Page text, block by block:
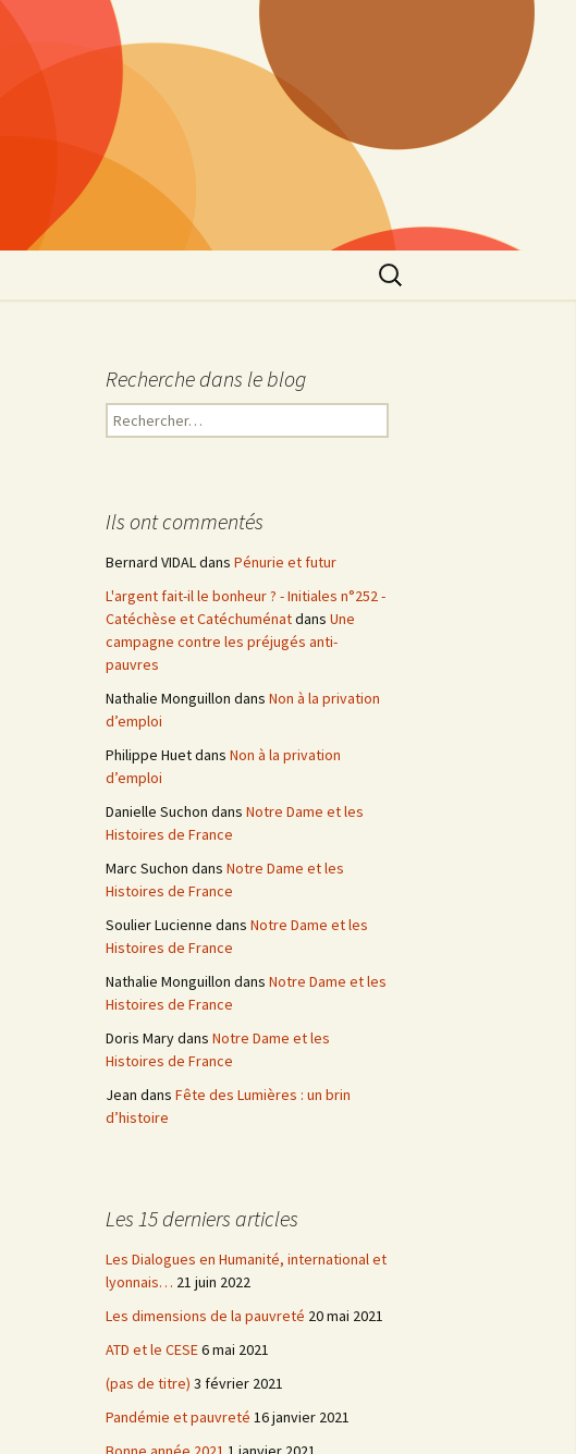
Rechercher :
Recherche dans le blog
R
e
r
h
e
r
:
Ils ont commentés
Bernard VIDALdans Pénurie et futur
L'argent fait-il le bonheur ? - Initiales n°252 -
Catéchèse et Catéchuménatdans Une
campagne contre les préjugés anti-
pauvres
Nathalie Monguillon dans Non à la privation
d’emploi
Philippe Huetdans Non à la privation
d’emploi
Danielle Suchon dans Notre Dame et les
Histoires de France
Marc Suchon dans Notre Dame et les
Histoires de France
Soulier Lucienne dans Notre Dame et les
Histoires de France
Nathalie Monguillon dans Notre Dame et les
Histoires de France
Doris Marydans Notre Dame et les
Histoires de France
Jean dans Fête des Lumières : un brin
d’histoire
Les 15 derniers articles
Les Dialogues en Humanité, international et
lyonnais… 21 juin 2022
Les dimensions de la pauvreté 20 mai 2021
ATD et le CESE6 mai 2021
(pas de titre) 3 février 2021
Pandémie et pauvreté 16 janvier 2021